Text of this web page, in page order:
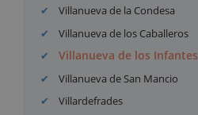
Villanueva de la Condesa
Villanueva de los Caballeros
Villanueva de los Infantes
Villanueva de San Mancio
Villardefrades